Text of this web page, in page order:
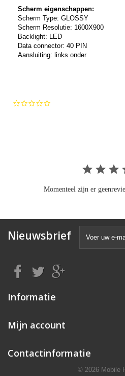
Scherm eigenschappen:
Scherm Type: GLOSSY
Scherm Resolutie: 1600X900
Backlight: LED
Data connector: 40 PIN
Aansluiting: links onder
Momenteel zijn er
Nieuwsbrief
Informatie
Mijn account
Contactinformatie
© 2026 Mobile